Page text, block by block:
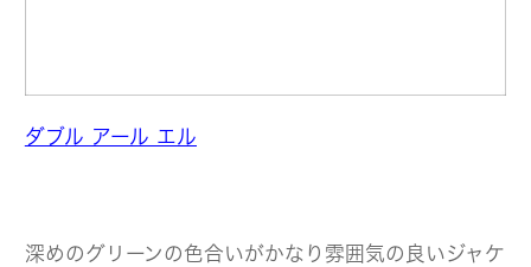
ダブル アール エル
深めのグリーンの色合いがかなり雰囲気の良いジャケ